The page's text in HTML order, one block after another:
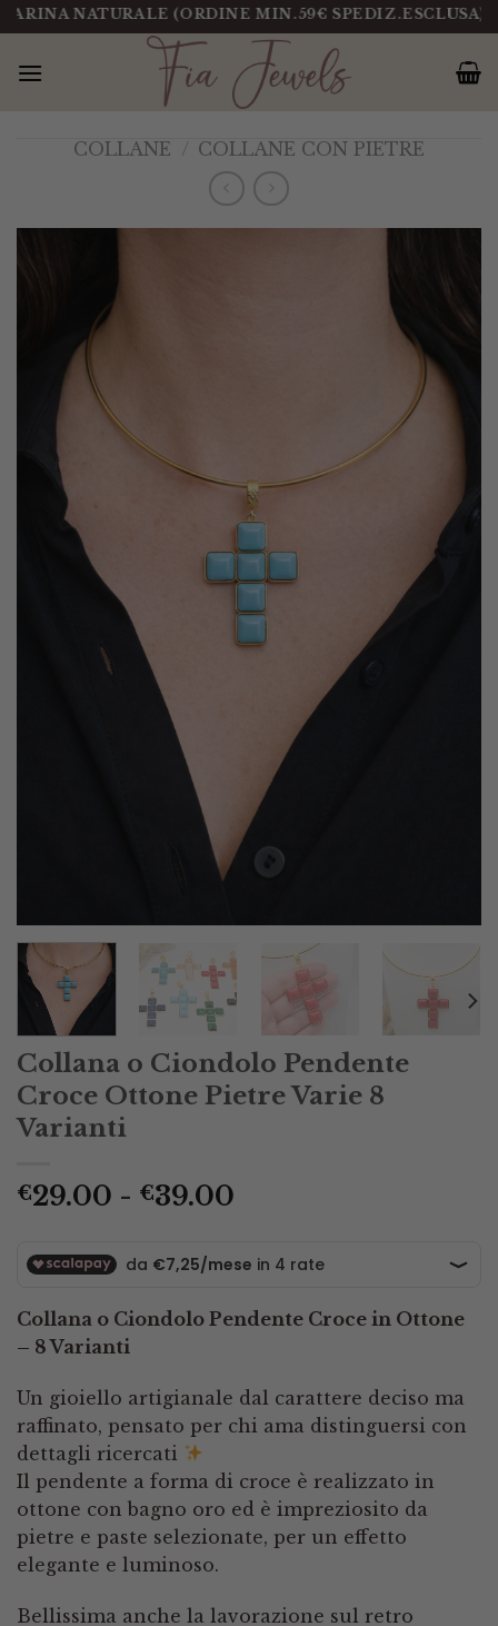
Salta
al
contenuto
NATURALE (ORDINE MIN.59€ SPEDIZ.ESCLUSA)
COLLANE / COLLANE CON PIETRE
Collana o Ciondolo Pendente
Croce Ottone Pietre Varie 8
Varianti
€29.00 - €39.00
da
€29.00
a
Collana o Ciondolo Pendente Croce in Ottone
– 8 Varianti
Un gioiello artigianale dal carattere deciso ma
raffinato, pensato per chi ama distinguersi con
dettagli ricercati
Il pendente a forma di croce è realizzato in
ottone con bagno oro ed è impreziosito da
pietre e paste selezionate, per un effetto
elegante e luminoso.
Bellissima anche la lavorazione sul retro